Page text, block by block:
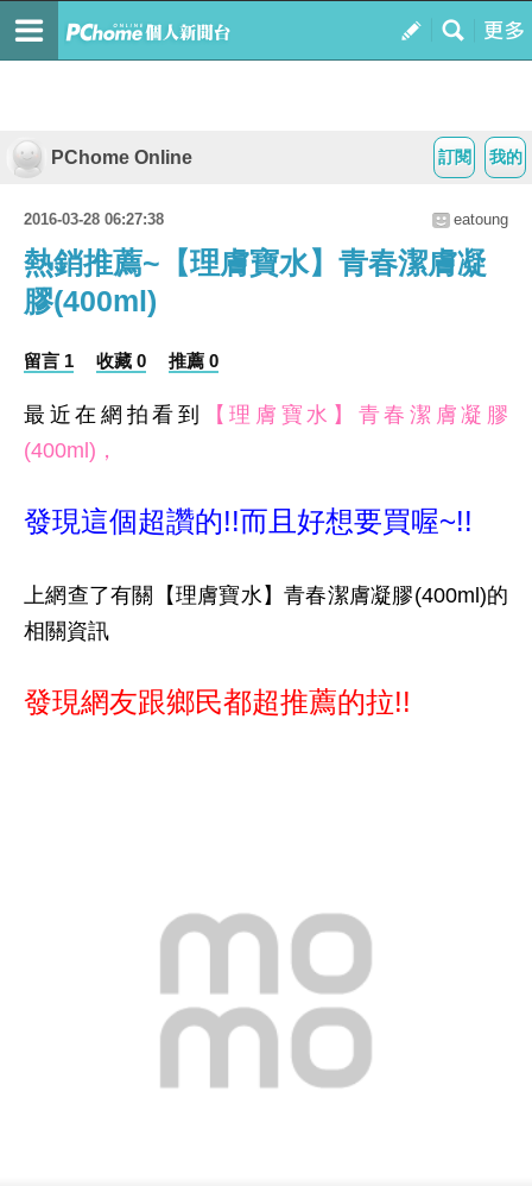
我的
訂閱
PChome Online
2016-03-28 06:27:38 eatoung
熱銷推薦~【理膚寶水】青春潔膚凝
膠(400ml)
留言 1 收藏 0 推薦 0
最近在網拍看到
【理膚寶水】青春潔膚凝膠
(400ml)，
發現這個超讚的!!而且好想要買喔~!!
上網查了有關【理膚寶水】青春潔膚凝膠(400ml)的
相關資訊
發現網友跟鄉民都超推薦的拉!!